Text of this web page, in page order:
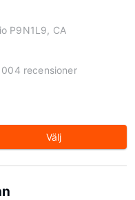
P9N1L9, CA
recensioner
Välj